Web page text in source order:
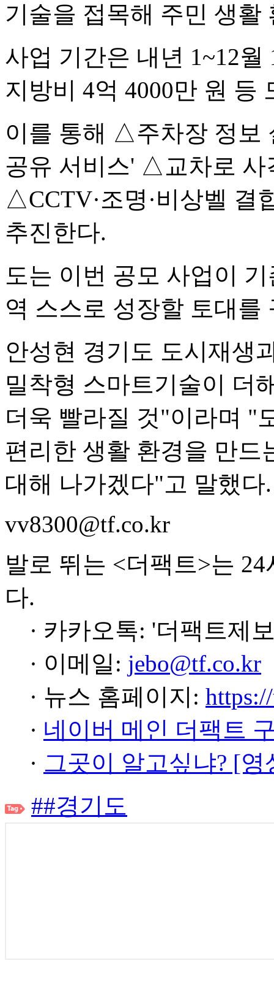
기술을 접목해 주민 생활
사업 기간은 내년 1~12
지방비 4억 4000만 원 등
이를 통해 △주차장 정보
공유 서비스' △교차로 사
△CCTV·조명·비상벨 결
추진한다.
도는 이번 공모 사업이
역 스스로 성장할 토대를
안성현 경기도 도시재생
밀착형 스마트기술이 더
더욱 빨라질 것"이라며 "
편리한 생활 환경을 만드
대해 나가겠다"고 말했다.
vv8300@tf.co.kr
발로 뛰는 <더팩트>는
다.
· 카카오톡: '더팩트제
· 이메일: jebo@tf.co.kr
· 뉴스 홈페이지:
· 네이버 메인 더팩트
· 그곳이 알고싶냐? [
##경기도